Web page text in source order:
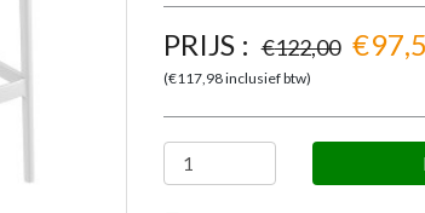
PRIJS : €122,00 €
(€117,98inclusief btw)